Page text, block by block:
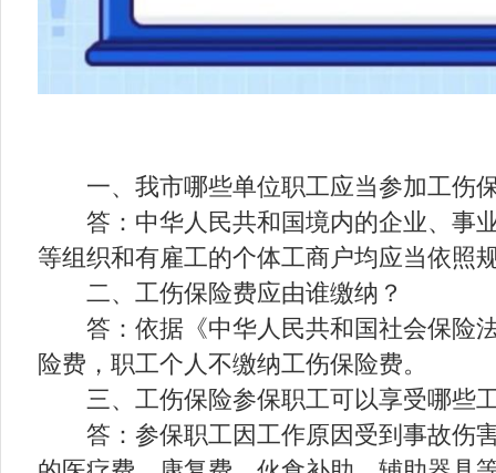
一、我市哪些单位职工应当参加工伤
答：中华人民共和国境内的企业、事
等组织和有雇工的个体工商户均应当依照
二、工伤保险费应由谁缴纳？
答：依据《中华人民共和国社会保险
险费，职工个人不缴纳工伤保险费。
三、工伤保险参保职工可以享受哪些
答：参保职工因工作原因受到事故伤